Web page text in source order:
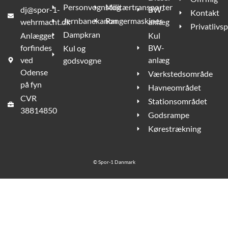
dj@spor-1-
wehrmacht.dk
Anlægget
forfindes
ved
Odense
på fyn
CVR
38814850
Personvognstog
Jernbanekanon
Dampkran
Kul og
godsvogne
Militærtransporter
Rangermaskiner
BW-
anlæg
Kul
BW-
anlæg
Værkstedsområde
Havneområdet
Stationsområdet
Godsrampe
Kørestrækning
Kontakt
©Spor-1 Danmark